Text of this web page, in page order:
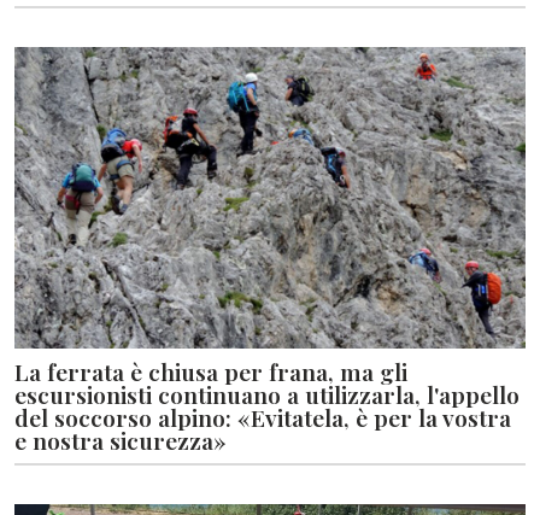
La ferrata è chiusa per frana, ma gli
escursionisti continuano a utilizzarla, l'appello
del soccorso alpino: «Evitatela, è per la vostra
e nostra sicurezza»